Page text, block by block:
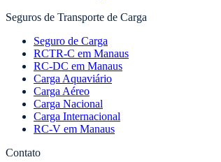
Seguros de Transporte de Carga
Seguro de Carga
RCTR-C em Manaus
RC-DC em Manaus
Carga Aquaviário
Carga Aéreo
Carga Nacional
Carga Internacional
RC-V em Manaus
Contato